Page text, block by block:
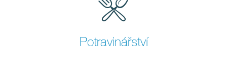
Potravinářství